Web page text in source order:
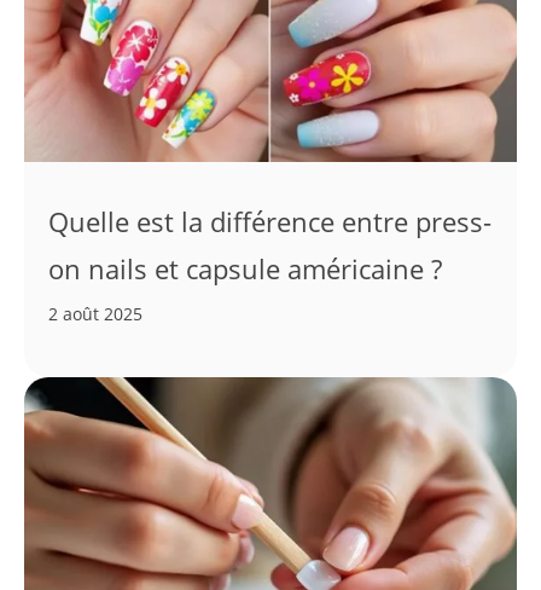
Quelle est la différence entre press-
on nails et capsule américaine ?
2 août 2025